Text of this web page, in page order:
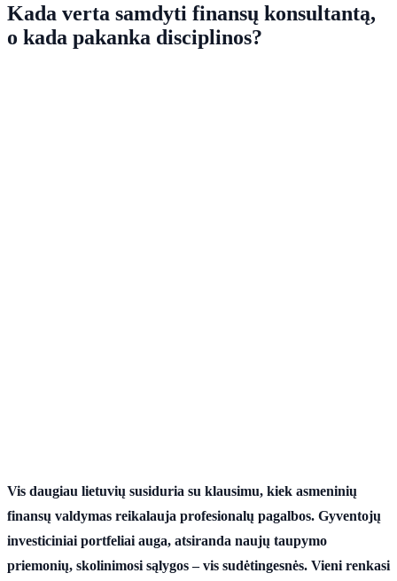
Kada verta samdyti finansų konsultantą,
o kada pakanka disciplinos?
Vis daugiau lietuvių susiduria su klausimu, kiek asmeninių
finansų valdymas reikalauja profesionalų pagalbos. Gyventojų
investiciniai portfeliai auga, atsiranda naujų taupymo
priemonių, skolinimosi sąlygos – vis sudėtingesnės. Vieni renkasi